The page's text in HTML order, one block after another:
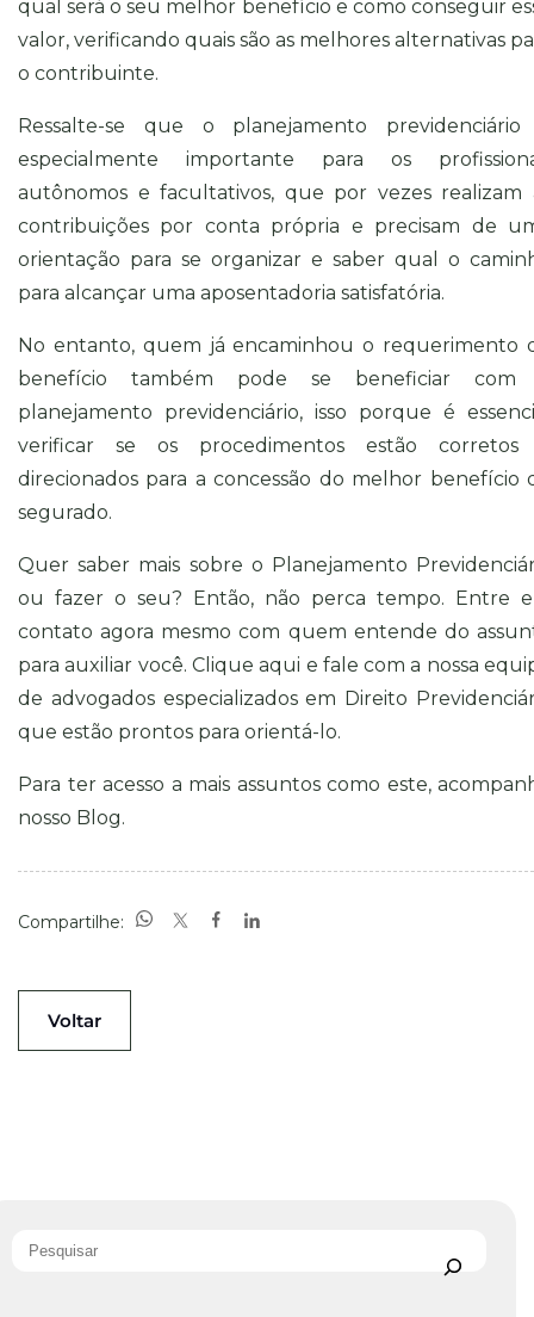
qual será o seu melhor benefício e como conseguir
valor, verificando quais são as melhores alternativas
o contribuinte.
Ressalte-se que o planejamento
especialmente importante para os
autônomos e facultativos, que por vezes realizam
contribuições por conta própria e precisam de
orientação para se organizar e saber qual o
para alcançar uma aposentadoria satisfatória.
No entanto, quem já encaminhou o requerimento
benefício também pode se beneficiar com
planejamento previdenciário, isso porque é
verificar se os procedimentos estão corretos
direcionados para a concessão do melhor benefício
segurado.
Quer saber mais sobre o Planejamento
ou fazer o seu? Então, não perca tempo. Entre
contato agora mesmo com quem entende do
para auxiliar você. Clique aqui e fale com a nossa
de advogados especializados em Direito
que estão prontos para orientá-lo.
Para ter acesso a mais assuntos como este,
nosso Blog.
Compartilhe:
Voltar